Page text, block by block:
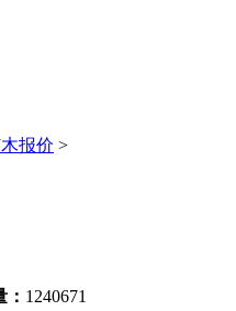
报价 >
： 1240671